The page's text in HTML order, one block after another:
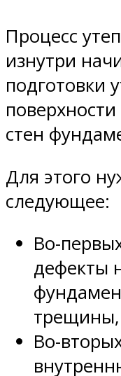
Процесс
изнутри
подготовки
стен
Для этого
следующее:
Во-
дефекты
трещины,
Во-